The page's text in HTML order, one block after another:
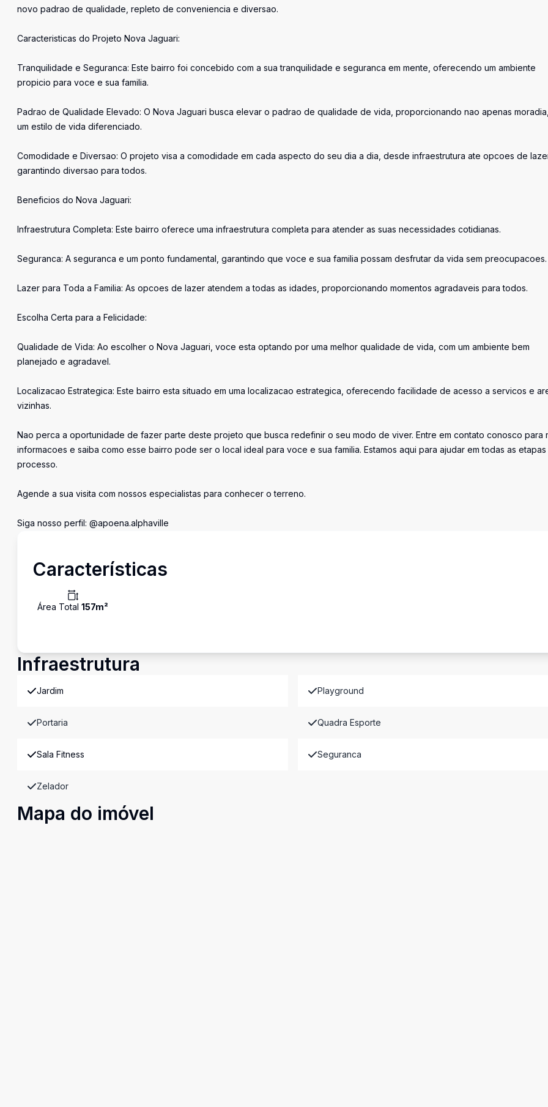
novo padrao de qualidade, repleto de conveniencia e diversao.
Caracteristicas do Projeto Nova Jaguari:
Tranquilidade e Seguranca: Este bairro foi concebido com a sua tranquilidade e seguranca em mente, oferecendo um ambiente
propicio para voce e sua familia.
Padrao de Qualidade Elevado: O Nova Jaguari busca elevar o padrao de qualidade de vida, proporcionando nao apenas
um estilo de vida diferenciado.
Comodidade e Diversao: O projeto visa a comodidade em cada aspecto do seu dia a dia, desde infraestrutura ate opcoes de
garantindo diversao para todos.
Beneficios do Nova Jaguari:
Infraestrutura Completa: Este bairro oferece uma infraestrutura completa para atender as suas necessidades cotidianas.
Seguranca: A seguranca e um ponto fundamental, garantindo que voce e sua familia possam desfrutar da vida sem preocupacoes.
Lazer para Toda a Familia: As opcoes de lazer atendem a todas as idades, proporcionando momentos agradaveis para todos.
Escolha Certa para a Felicidade:
Qualidade de Vida: Ao escolher o Nova Jaguari, voce esta optando por uma melhor qualidade de vida, com um ambiente bem
planejado e agradavel.
Localizacao Estrategica: Este bairro esta situado em uma localizacao estrategica, oferecendo facilidade de acesso a servicos e
vizinhas.
Nao perca a oportunidade de fazer parte deste projeto que busca redefinir o seu modo de viver. Entre em contato conosco para
informacoes e saiba como esse bairro pode ser o local ideal para voce e sua familia. Estamos aqui para ajudar em todas as
processo.
Agende a sua visita com nossos especialistas para conhecer o terreno.
Siga nosso perfil: @apoena.alphaville
Características
Área Total 157m²
Infraestrutura
Jardim Playground
Portaria Quadra Esporte
Sala Fitness Seguranca
Zelador
Mapa do imóvel